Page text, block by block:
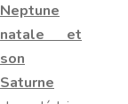
Neptune
natale et
son
Saturne